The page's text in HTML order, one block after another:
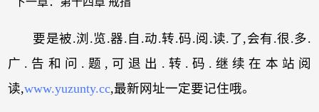
要是被.浏.览.器.自.动.转.码.阅.读.了,会有.很.多.
广.告和问.题,可退出.转.码.继续在本站阅
读,www.yuzunty.cc,最新网址一定要记住哦。